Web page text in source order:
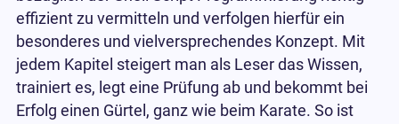
effizient zu vermitteln und verfolgen hierfür ein
besonderes und vielversprechendes Konzept. Mit
jedem Kapitel steigert man als Leser das Wissen,
trainiert es, legt eine Prüfung ab und bekommt bei
Erfolg einen Gürtel, ganz wie beim Karate. So ist